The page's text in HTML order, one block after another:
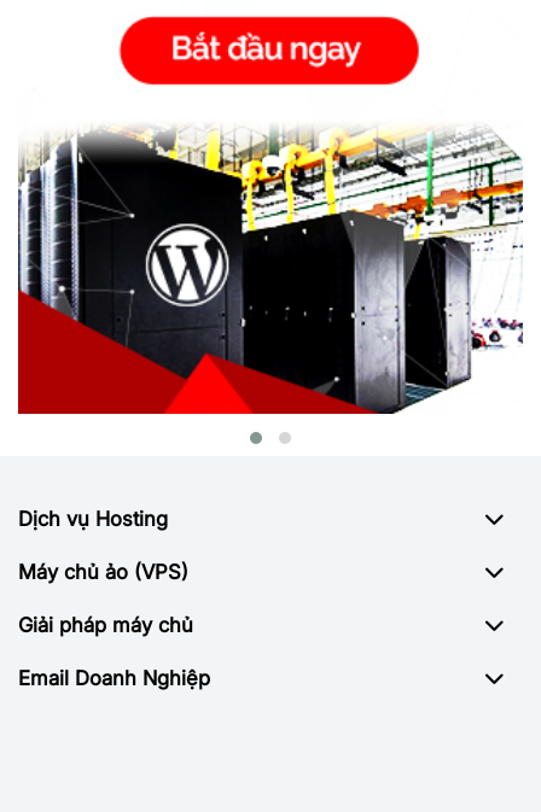
Dịch vụ Hosting
Máy chủ ảo (VPS)
Giải pháp máy chủ
Email Doanh Nghiệp